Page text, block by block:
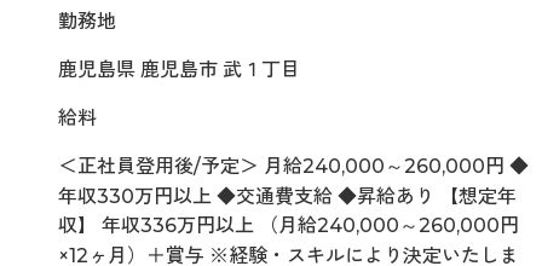
勤務地
鹿児島県 鹿児島市 武１丁目
給料
＜正社員登用後/予定＞ 月給240,000～260,000円 ◆
年収330万円以上 ◆交通費支給 ◆昇給あり 【想定年
収】 年収336万円以上 （月給240,000～260,000円
×12ヶ月）＋賞与 ※経験・スキルにより決定いたしま